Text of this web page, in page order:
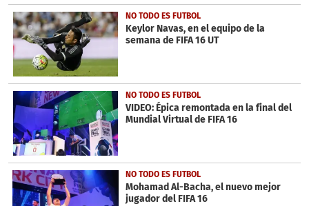
NO TODO ES FUTBOL
Keylor Navas, en el equipo de la
semana de FIFA 16 UT
NO TODO ES FUTBOL
VIDEO: Épica remontada en la final del
Mundial Virtual de FIFA 16
NO TODO ES FUTBOL
Mohamad Al-Bacha, el nuevo mejor
jugador del FIFA 16